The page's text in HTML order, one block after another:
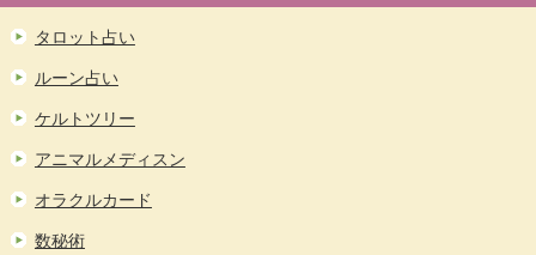
タロット占い
ルーン占い
ケルトツリー
アニマルメディスン
オラクルカード
数秘術